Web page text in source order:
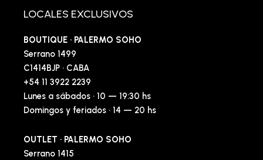
LOCALES EXCLUSIVOS
BOUTIQUE · PALERMO SOHO
Serrano 1499
C1414BJP · CABA
+54 11 3922 2239
Lunes a sábados · 10 — 19:30 hs
Domingos y feriados · 14 — 20 hs
OUTLET · PALERMO SOHO
Serrano 1415